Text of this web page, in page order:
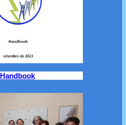
Handbook